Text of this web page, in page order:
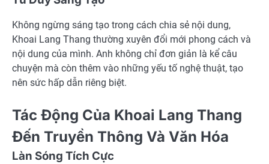
Không ngừng sáng tạo trong cách chia sẻ nội dung,
Khoai Lang Thang thường xuyên đổi mới phong cách và
nội dung của mình. Anh không chỉ đơn giản là kể câu
chuyện mà còn thêm vào những yếu tố nghệ thuật, tạo
nên sức hấp dẫn riêng biệt.
Tác Động Của Khoai Lang Thang
Đến Truyền Thông Và Văn Hóa
Làn Sóng Tích Cực